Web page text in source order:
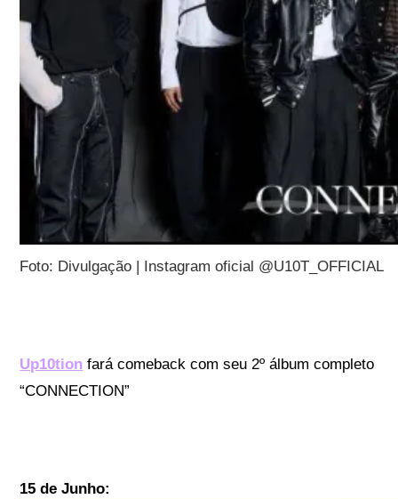
Foto: Divulgação | Instagram oficial @U10T_OFFICIAL
Up10tion fará comeback com seu 2º álbum completo
“CONNECTION”
15 de Junho: